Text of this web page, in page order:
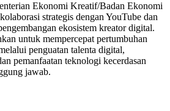
Ekonomi Kreatif/Badan Ekonomi
strategis dengan YouTube dan
ekosistem kreator digital.
untuk mempercepat pertumbuhan
penguatan talenta digital,
pemanfaatan teknologi kecerdasan
jawab.